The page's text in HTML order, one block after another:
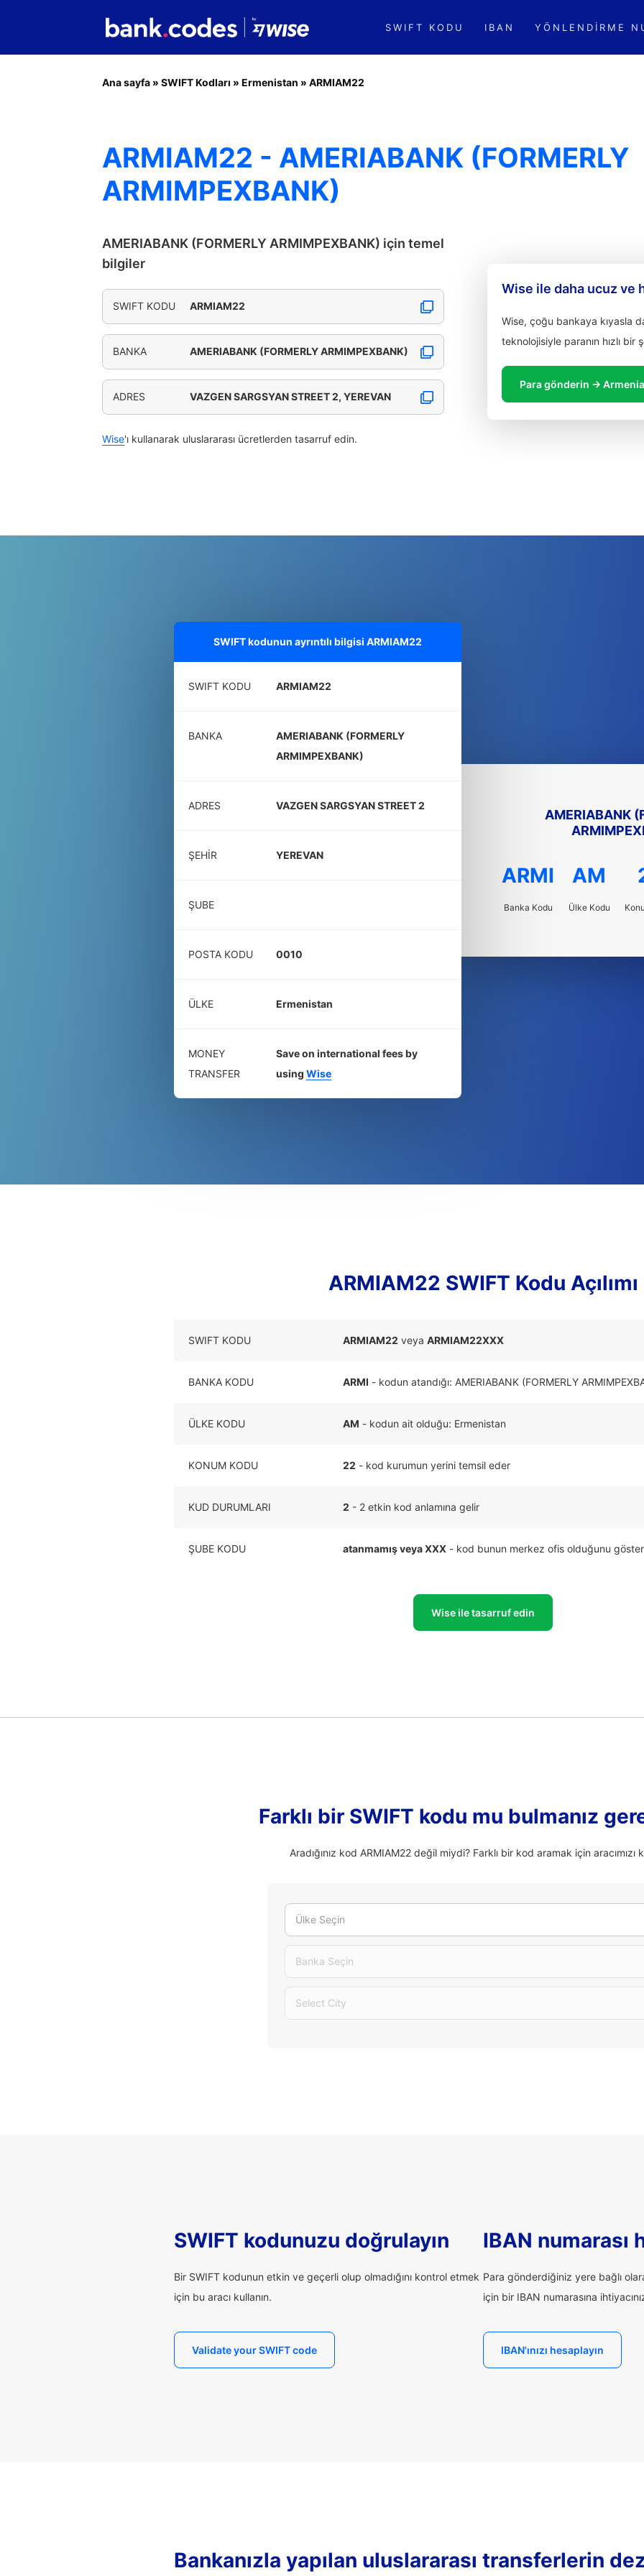
SWIFT KODU IBAN YÖNLENDIRME
Ana sayfa » SWIFT Kodları » Ermenistan » ARMIAM22
ARMIAM22 - AMERIABANK (FORMERLY
ARMIMPEXBANK)
AMERIABANK (FORMERLY ARMIMPEXBANK) için temel
bilgiler
SWIFT KODU ARMIAM22
BANKA AMERIABANK (FORMERLY ARMIMPEXBANK)
ADRES VAZGEN SARGSYAN STREET 2, YEREVAN
Wise'ı kullanarak uluslararası ücretlerden tasarruf edin.
Wise ile daha ucuz ve
Wise, çoğu bankaya kıyasla
teknolojisiyle paranın hızlı bir
Para gönderin → Armenia
SWIFT kodunun ayrıntılı bilgisi ARMIAM22
SWIFT KODU ARMIAM22
BANKA
AMERIABANK (FORMERLY
ARMIMPEXBANK)
ADRES VAZGEN SARGSYAN STREET 2
ŞEHIR YEREVAN
ŞUBE
POSTA KODU 0010
ÜLKE Ermenistan
MONEY
TRANSFER
Save on international fees by
using Wise
AMERIABANK
ARMI
Banka Kodu
AM
Ülke Kodu
ARMIAM22 SWIFT Kodu Açılımı
SWIFT KODU ARMIAM22 veya ARMIAM22XXX
BANKA KODU ARMI - kodun atandığı: AMERIABANK (FORMERLY
ÜLKE KODU AM - kodun ait olduğu: Ermenistan
KONUM KODU 22 - kod kurumun yerini temsil eder
KUD DURUMLARI 2 - 2 etkin kod anlamına gelir
ŞUBE KODU atanmamış veya XXX - kod bunun merkez ofis olduğunu
Wise ile tasarruf edin
Farklı bir SWIFT kodu mu bulmanız
Aradığınız kod ARMIAM22 değil miydi? Farklı bir kod aramak için aracımızı
Ülke Seçin
Banka Seçin
Select City
SWIFT kodunuzu doğrulayın
Bir SWIFT kodunun etkin ve geçerli olup olmadığını kontrol etmek
için bu aracı kullanın.
Validate your SWIFT code
IBAN numarası
Para gönderdiğiniz yere bağlı
için bir IBAN numarasına
IBAN'ınızı hesaplayın
Bankanızla yapılan uluslararası transferlerin